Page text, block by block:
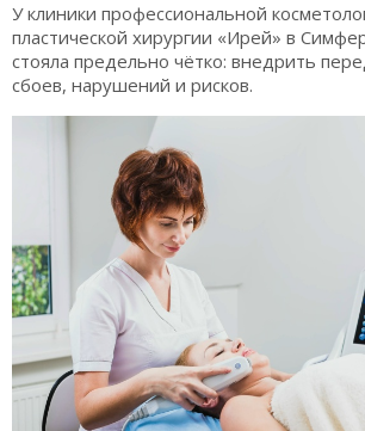
У клиники профессиональной
пластической хирургии «Ирей» в
стояла предельно чётко: внедрить
сбоев, нарушений и рисков.